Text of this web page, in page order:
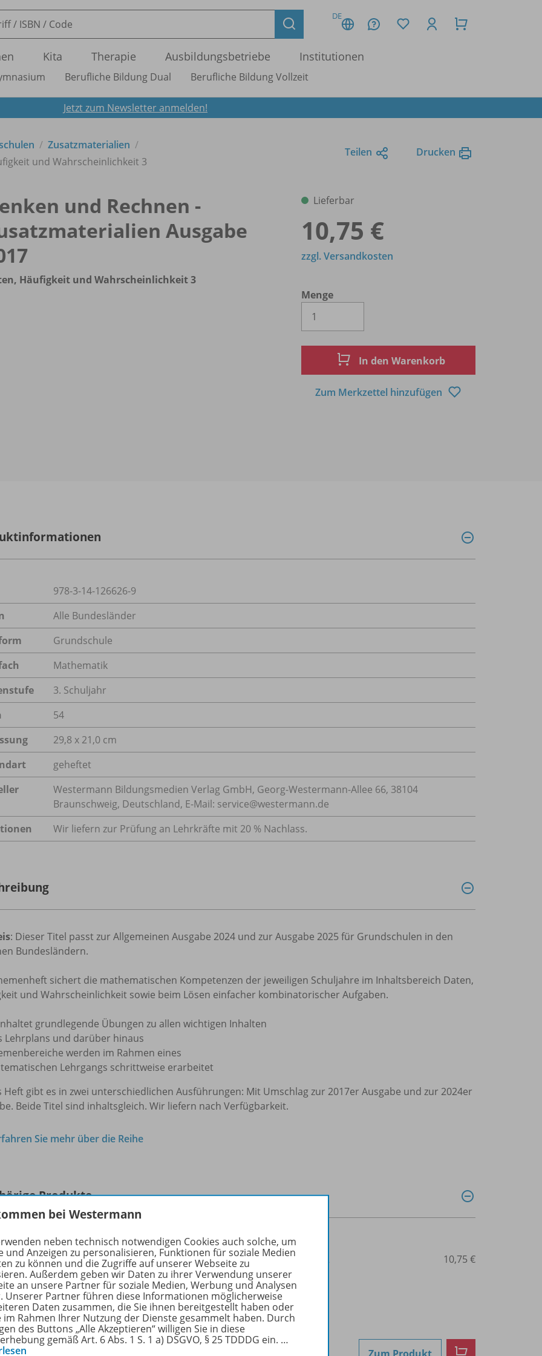
DE
Kita Therapie Ausbildungsbetriebe Institutionen
Berufliche Bildung Dual Berufliche Bildung Vollzeit
Jetzt zum Newsletter anmelden!
Zusatzmaterialien
und Wahrscheinlichkeit 3
Teilen Drucken
und Rechnen -
Ausgabe
Häufigkeit und Wahrscheinlichkeit 3
Lieferbar
10,75 €
Menge
zzgl. Versandkosten
In den Warenkorb
Zum Merkzettel hinzufügen
978-3-14-126626-9
Alle Bundesländer
Grundschule
Mathematik
3. Schuljahr
54
29,8 x 21,0 cm
geheftet
Westermann Bildungsmedien Verlag GmbH, Georg-Westermann-Allee 66, 38104
Braunschweig, Deutschland, E-Mail: service@westermann.de
Wir liefern zur Prüfung an Lehrkräfte mit 20 % Nachlass.
: Dieser Titel passt zur Allgemeinen Ausgabe 2024 und zur Ausgabe 2025 für Grundschulen in den
Bundesländern.
sichert die mathematischen Kompetenzen der jeweiligen Schuljahre im Inhaltsbereich Daten,
und Wahrscheinlichkeit sowie beim Lösen einfacher kombinatorischer Aufgaben.
grundlegende Übungen zu allen wichtigen Inhalten
Lehrplans und darüber hinaus
werden im Rahmen eines
Lehrgangs schrittweise erarbeitet
Heft gibt es in zwei unterschiedlichen Ausführungen: Mit Umschlag zur 2017er Ausgabe und zur 2024er
Beide Titel sind inhaltsgleich. Wir liefern nach Verfügbarkeit.
Sie mehr über die Reihe
Produkte
Denken und Rechnen -
Zusatzmaterialien Ausgabe 2017
Daten, Häufigkeit und
Wahrscheinlichkeit 1/2
Lieferbar
978-3-14-126625-2 10,75 €
Zum Produkt
bei Westermann
neben technisch notwendigen Cookies auch solche, um
und Anzeigen zu personalisieren, Funktionen für soziale Medien
zu können und die Zugriffe auf unserer Webseite zu
Außerdem geben wir Daten zu ihrer Verwendung unserer
an unsere Partner für soziale Medien, Werbung und Analysen
Unserer Partner führen diese Informationen möglicherweise
Daten zusammen, die Sie ihnen bereitgestellt haben oder
im Rahmen Ihrer Nutzung der Dienste gesammelt haben. Durch
des Buttons „Alle Akzeptieren“ willigen Sie in diese
gemäß Art. 6 Abs. 1 S. 1 a) DSGVO, § 25 TDDDG ein. …